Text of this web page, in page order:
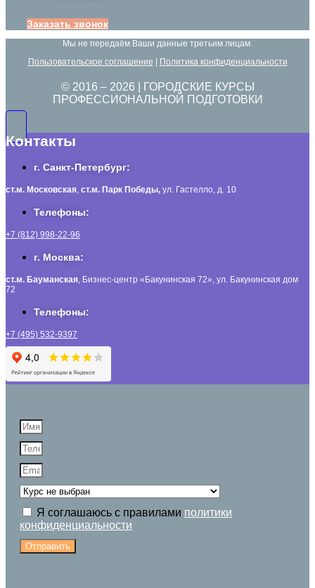
Заказать звонок
Мы не передаём Ваши данные третьим лицам.
Пользовательское соглашение
Политика конфиденциальности
© 2016 – 2026 | ГОРОДСКИЕ КУРСЫ
ПРОФЕССИОНАЛЬНОЙ ПОДГОТОВКИ
Контакты
г. Санкт-Петербург:
ст.м. Московская, ст.м. Парк Победы, ул. Гастелло, д. 10
Телефоны:
+7 (812) 998-22-96
г. Москва:
ст.м. Бауманская, Бизнес-центр «Бакунинская 72», ул. Бакунинская дом
72
Телефоны:
+7 (495) 532-9397
Я соглашаюсь с правилами политики
конфиденциальности
Отправить